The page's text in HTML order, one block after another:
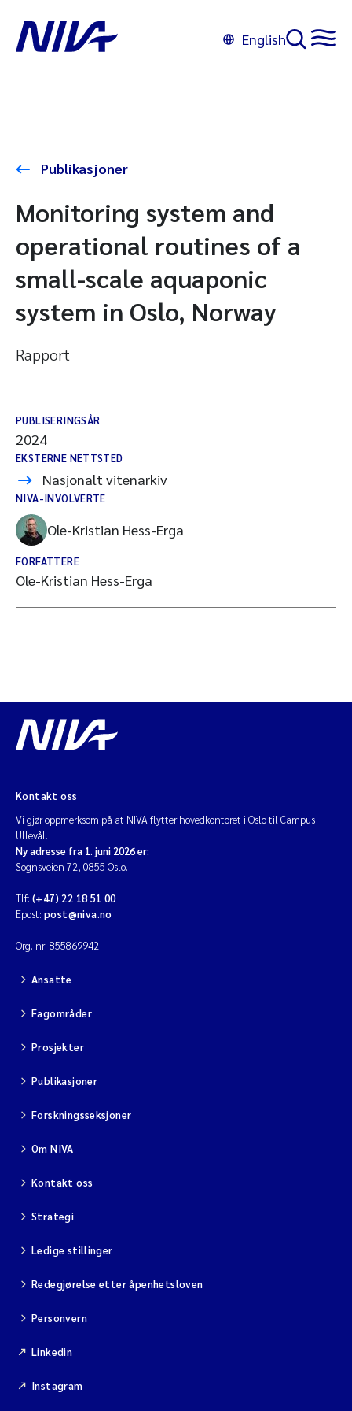
English
Publikasjoner
Monitoring system and
operational routines of a
small-scale aquaponic
system in Oslo, Norway
Rapport
PUBLISERINGSÅR
2024
EKSTERNE NETTSTED
Nasjonalt vitenarkiv
NIVA-INVOLVERTE
Ole-Kristian Hess-Erga
FORFATTERE
Ole-Kristian Hess-Erga
Kontakt oss
Vi gjør oppmerksom på at NIVA flytter hovedkontoret i Oslo til Campus
Ullevål.
Ny adresse fra 1. juni 2026 er:
Sognsveien 72, 0855 Oslo.
Tlf: (+47) 22 18 51 00
Epost: post@niva.no
Org. nr: 855869942
Ansatte
Fagområder
Prosjekter
Publikasjoner
Forskningsseksjoner
Om NIVA
Kontakt oss
Strategi
Ledige stillinger
Redegjørelse etter åpenhetsloven
Personvern
Linkedin
Instagram